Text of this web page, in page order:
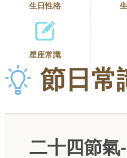
生日性格
星座常識
節日常
二十四節氣